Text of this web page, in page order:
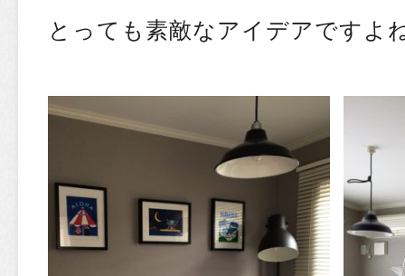
とっても素敵なアイデアですよ